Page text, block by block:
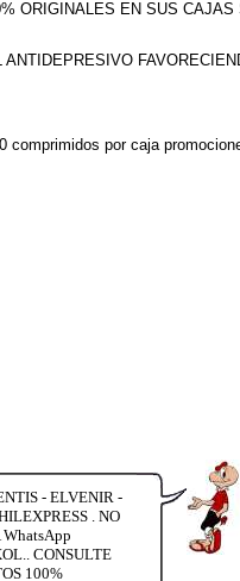
ORIGINALES EN SUS
por caja
- ELVENIR -
. NO
CONSULTE
100%